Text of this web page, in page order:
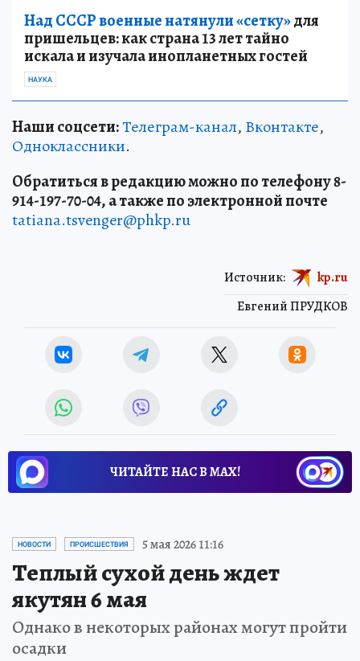
Над СССР военные натянули «сетку»для
пришельцев: как страна 13 лет тайно
искала и изучала инопланетных гостей
НАУКА
Наши соцсети:Телеграм-канал, Вконтакте,
Одноклассники.
Обратиться в редакцию можно по телефону 8-
914-197-70-04, а также по электронной почте
tatiana.tsvenger@phkp.ru
Евгений ПРУДКОВ
Источник: kp.ru
ЧИТАЙТЕ НАС В МАХ!
НОВОСТИ ПРОИСШЕСТВИЯ 5 мая 2026 11:16
Теплый сухой день ждет
якутян 6 мая
Однако в некоторых районах могут пройти
осадки